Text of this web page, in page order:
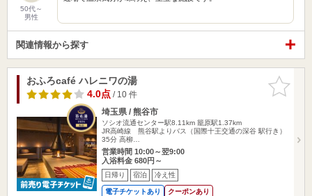
50代～
男性
関連情報から探す
お気に入
りに追加
おふろcafé ハレニワの湯
4.0点/ 10 件
埼玉県 / 熊谷市
ソシオ流通センター駅8.11km 籠原駅1.37km
JR高崎線 熊谷駅よりバス（国際十王交通の深谷 駅行き）
35分 高柳…
営業時間 10:00～翌9:00
入浴料金 680円～
日帰り 宿泊 冷え性
電子チケットあり クーポンあり